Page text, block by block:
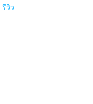
รีวิว